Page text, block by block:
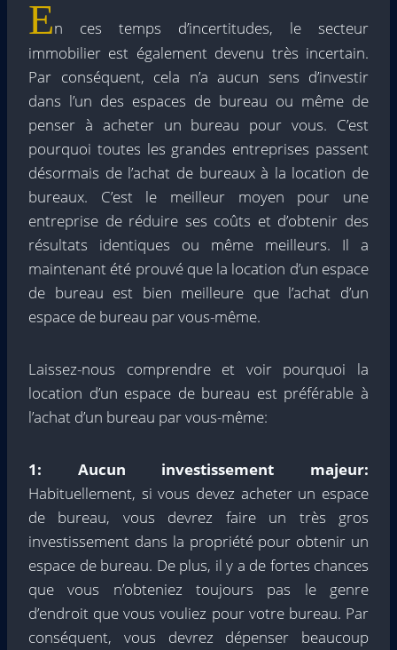
En ces temps d’incertitudes, le secteur
immobilier est également devenu très incertain.
Par conséquent, cela n’a aucun sens d’investir
dans l’un des espaces de bureau ou même de
penser à acheter un bureau pour vous. C’est
pourquoi toutes les grandes entreprises passent
désormais de l’achat de bureaux à la location de
bureaux. C’est le meilleur moyen pour une
entreprise de réduire ses coûts et d’obtenir des
résultats identiques ou même meilleurs. Il a
maintenant été prouvé que la location d’un espace
de bureau est bien meilleure que l’achat d’un
espace de bureau par vous-même.
Laissez-nous comprendre et voir pourquoi la
location d’un espace de bureau est préférable à
l’achat d’un bureau par vous-même:
1: Aucun investissement majeur:
Habituellement, si vous devez acheter un espace
de bureau, vous devrez faire un très gros
investissement dans la propriété pour obtenir un
espace de bureau. De plus, il y a de fortes chances
que vous n’obteniez toujours pas le genre
d’endroit que vous vouliez pour votre bureau. Par
conséquent, vous devrez dépenser beaucoup